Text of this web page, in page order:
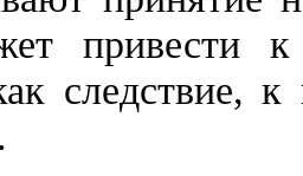
привести
следствие, к